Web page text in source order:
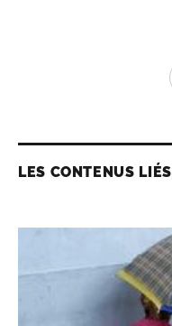
LES CONTENUS LIÉS